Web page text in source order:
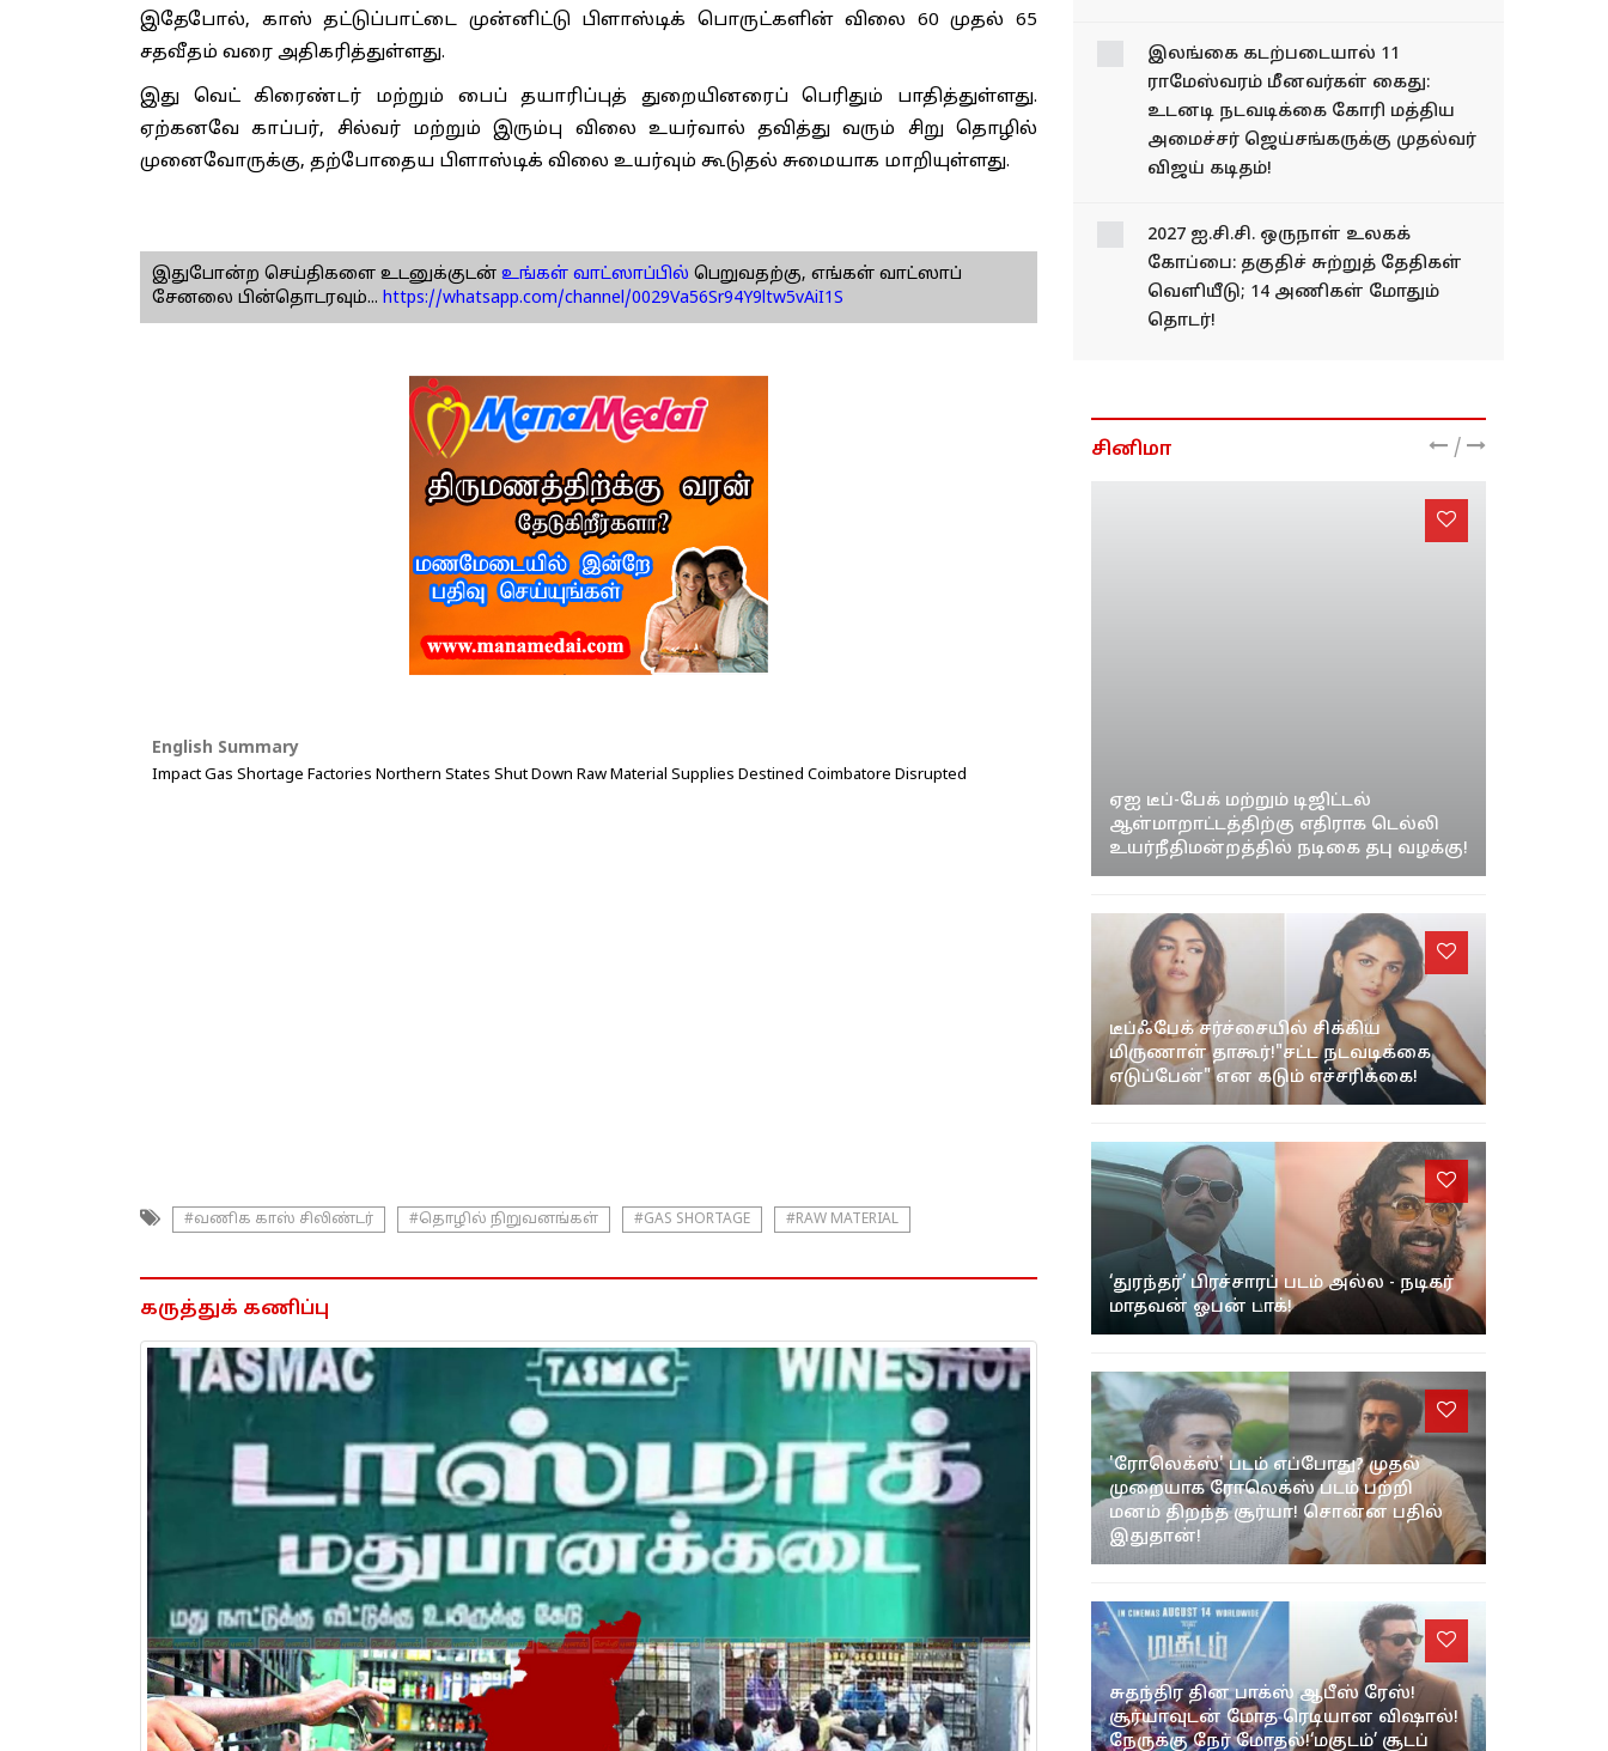
இதேபோல், காஸ் தட்டுப்பாட்டை முன்னிட்டு பிளாஸ்டிக் பொருட்களின் விலை 60 முதல் 65
சதவீதம் வரை அதிகரித்துள்ளது.
இது வெட் கிரைண்டர் மற்றும் பைப் தயாரிப்புத் துறையினரைப் பெரிதும் பாதித்துள்ளது.
ஏற்கனவே காப்பர், சில்வர் மற்றும் இரும்பு விலை உயர்வால் தவித்து வரும் சிறு தொழில்
முனைவோருக்கு, தற்போதைய பிளாஸ்டிக் விலை உயர்வும் கூடுதல் சுமையாக மாறியுள்ளது.
இதுபோன்ற செய்திகளை உடனுக்குடன் உங்கள் வாட்ஸாப்பில் பெறுவதற்கு, எங்கள் வாட்ஸாப்
சேனலை பின்தொடரவும்... https://whatsapp.com/channel/0029Va56Sr94Y9ltw5vAiI1S
English Summary
Impact Gas Shortage Factories Northern States Shut Down Raw Material Supplies Destined Coimbatore Disrupted
#வணிக காஸ் சிலிண்டர் #தொழில் நிறுவனங்கள் #GAS SHORTAGE #RAW MATERIAL
கருத்துக் கணிப்பு
இலங்கை கடற்படையால் 11
ராமேஸ்வரம் மீனவர்கள் கைது:
உடனடி நடவடிக்கை கோரி மத்திய
அமைச்சர் ஜெய்சங்கருக்கு முதல்வர்
விஜய் கடிதம்!
2027 ஐ.சி.சி. ஒருநாள் உலகக்
கோப்பை: தகுதிச் சுற்றுத் தேதிகள்
வெளியீடு; 14 அணிகள் மோதும்
தொடர்!
சினிமா /
ஏஐ டீப்-பேக் மற்றும் டிஜிட்டல்
ஆள்மாறாட்டத்திற்கு எதிராக டெல்லி
உயர்நீதிமன்றத்தில் நடிகை தபு வழக்கு!
டீப்ஃபேக் சர்ச்சையில் சிக்கிய
மிருணாள் தாகூர்!"சட்ட நடவடிக்கை
எடுப்பேன்" என கடும் எச்சரிக்கை!
‘துரந்தர்’ பிரச்சாரப் படம் அல்ல - நடிகர்
மாதவன் ஓபன் டாக்!
'ரோலெக்ஸ்' படம் எப்போது? முதல்
முறையாக ரோலெக்ஸ் படம் பற்றி
மனம் திறந்த சூர்யா! சொன்ன பதில்
இதுதான்!
சுதந்திர தின பாக்ஸ் ஆபீஸ் ரேஸ்!
சூர்யாவுடன் மோத ரெடியான விஷால்!
நேருக்கு நேர் மோதல்!‘மகுடம்’ சூடப்